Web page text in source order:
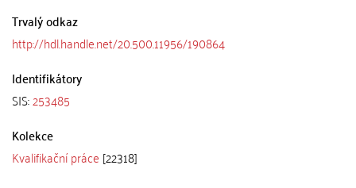
Trvalý odkaz
http://hdl.handle.net/20.500.11956/190864
Identifikátory
SIS:253485
Kolekce
Kvalifikační práce [22318]